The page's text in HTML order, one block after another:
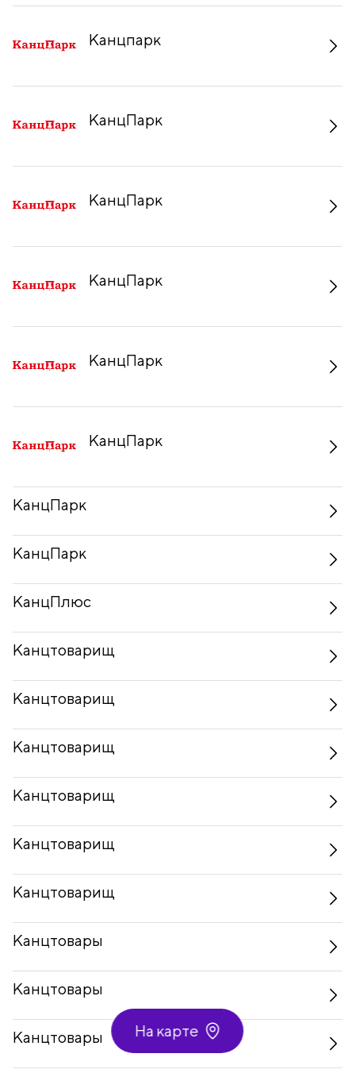
На карте
Канцпарк
КанцПарк
КанцПарк
КанцПарк
КанцПарк
КанцПарк
КанцПарк
КанцПарк
КанцПлюс
Канцтоварищ
Канцтоварищ
Канцтоварищ
Канцтоварищ
Канцтоварищ
Канцтоварищ
Канцтовары
Канцтовары
Канцтовары